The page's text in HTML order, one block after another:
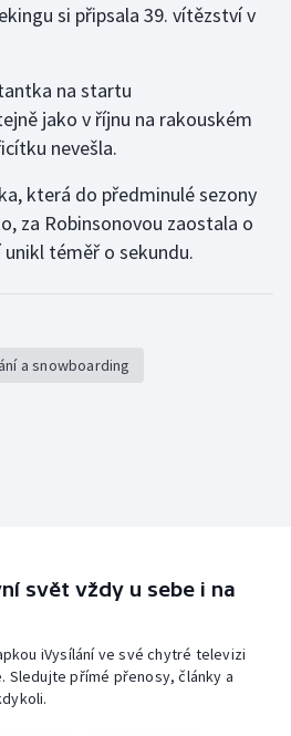
si připsala 39. vítězství v
na startu
jako v říjnu na rakouském
nevešla.
která do předminulé sezony
za Robinsonovou zaostala o
téměř o sekundu.
a snowboarding
svět vždy u sebe i na
iVysílání ve své chytré televizi
Sledujte přímé přenosy, články a